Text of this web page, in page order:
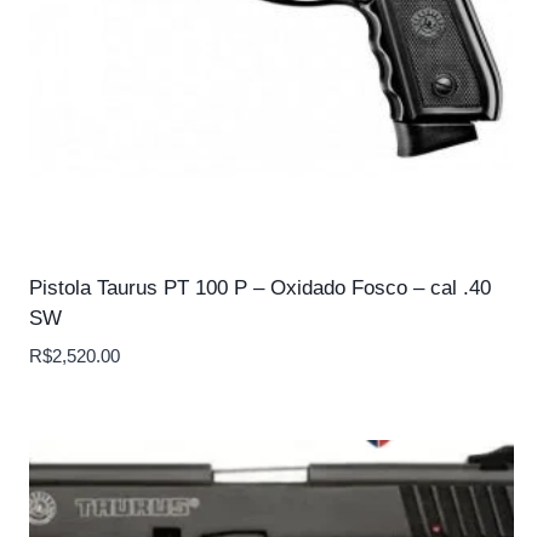
Pistola Taurus PT 100 P – Oxidado Fosco – cal .40
SW
R$2,520.00